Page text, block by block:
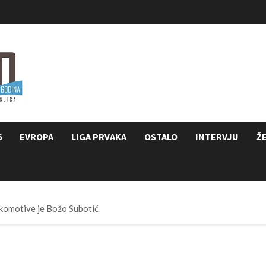
EVROPA LIGA PRVAKA OSTALO INTERVJU
je Božo Subotić